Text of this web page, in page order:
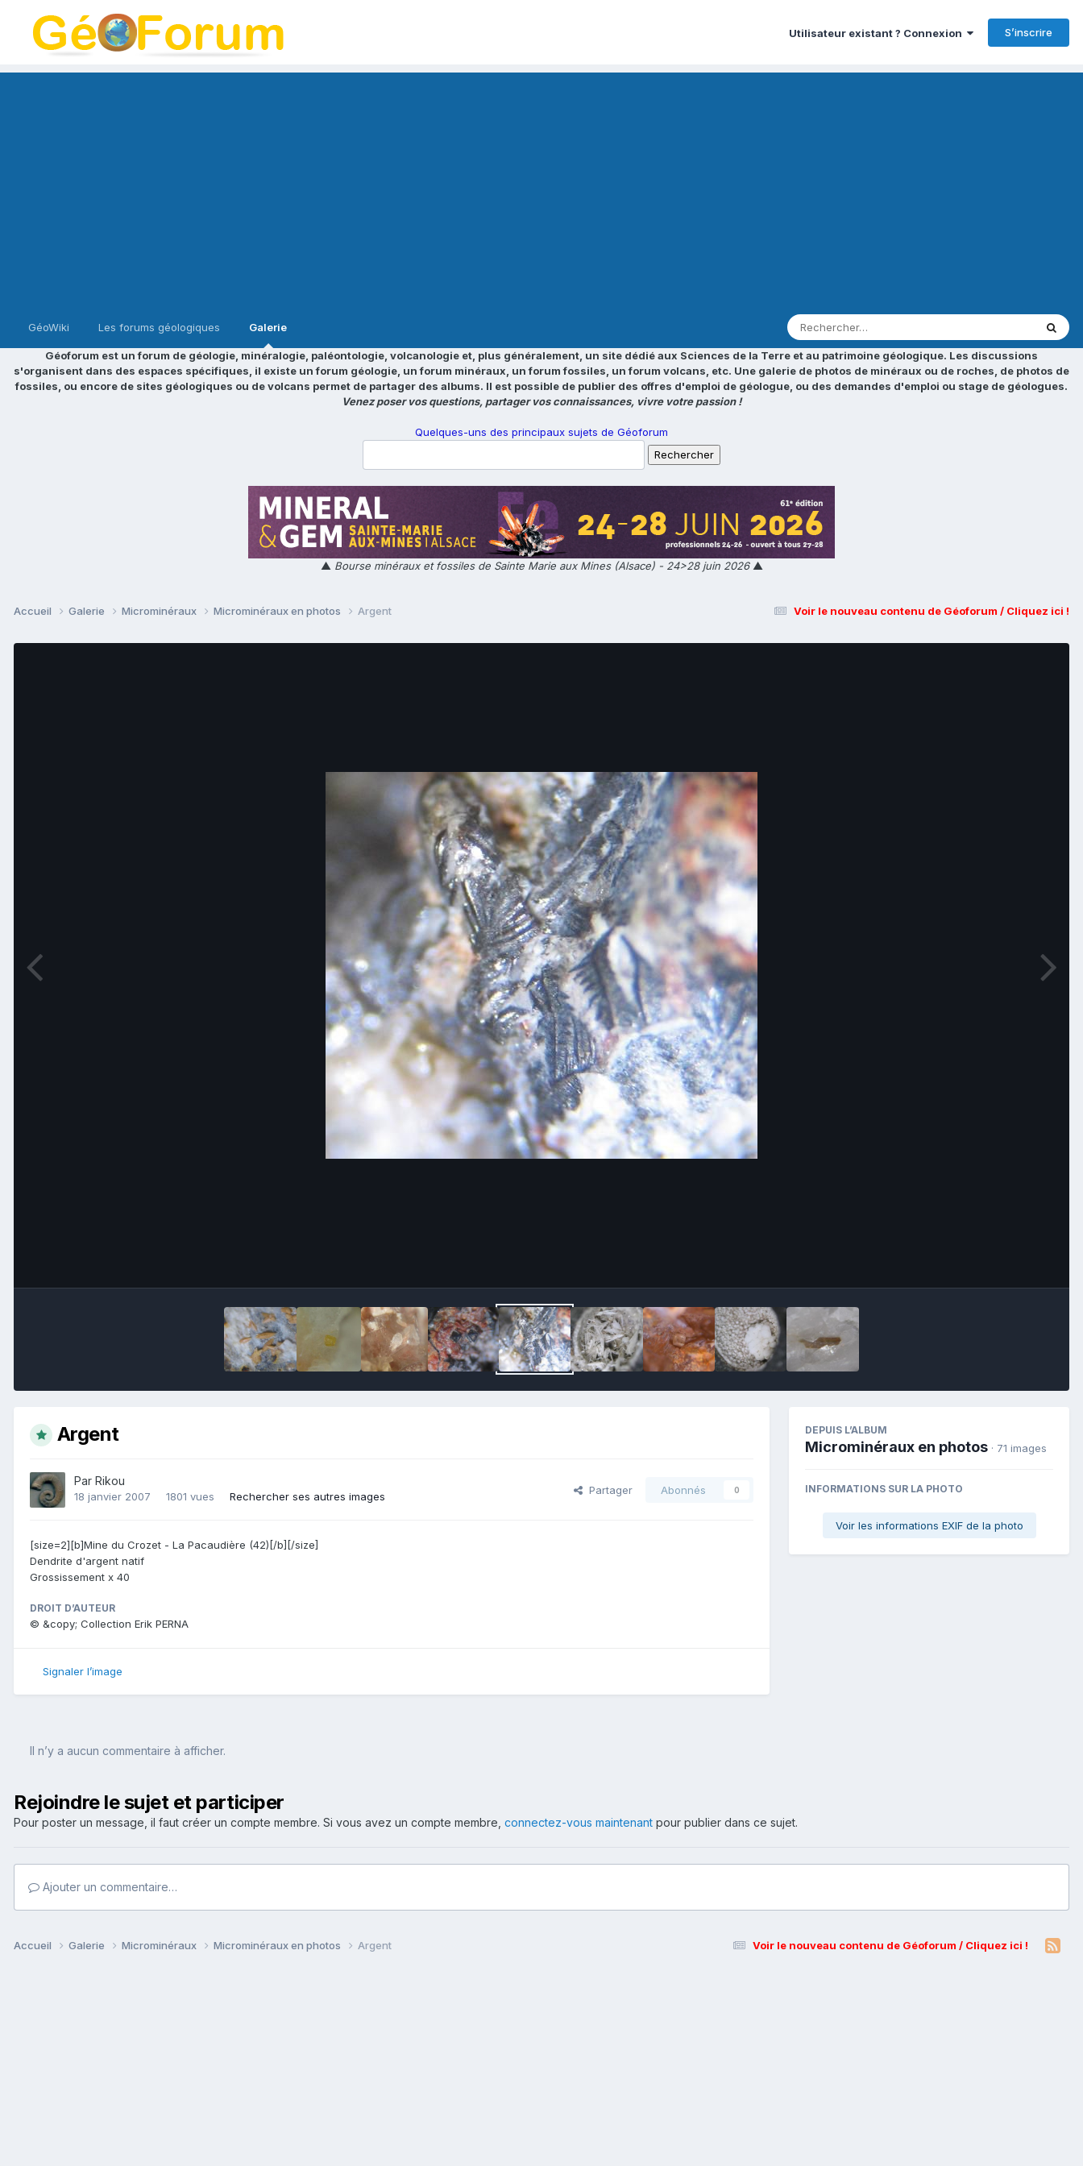
Utilisateur existant ? Connexion S’inscrire
GéoWiki Les forums géologiques Galerie
Géoforum est un forum de géologie, minéralogie, paléontologie, volcanologie et, plus généralement, un site dédié aux Sciences de la Terre et au patrimoine géologique. Les discussions
s'organisent dans des espaces spécifiques, il existe un forum géologie, un forum minéraux, un forum fossiles, un forum volcans, etc. Une galerie de photos de minéraux ou de roches, de photos de
fossiles, ou encore de sites géologiques ou de volcans permet de partager des albums. Il est possible de publier des offres d'emploi de géologue, ou des demandes d'emploi ou stage de géologues.
Venez poser vos questions, partager vos connaissances, vivre votre passion !
Quelques-uns des principaux sujets de Géoforum
▲ Bourse minéraux et fossiles de Sainte Marie aux Mines (Alsace) - 24>28 juin 2026▲
Voir le nouveau contenu de Géoforum / Cliquez ici !
Accueil Galerie Microminéraux Microminéraux en photos Argent
Argent
Par Rikou
18 janvier 2007 1801 vues Rechercher ses autres images
Partager Abonnés 0
[size=2][b]Mine du Crozet - La Pacaudière (42)[/b][/size]
Dendrite d'argent natif
Grossissement x 40
DROIT D’AUTEUR
© &copy; Collection Erik PERNA
Signaler l’image
DEPUIS L’ALBUM
Microminéraux en photos · 71 images
INFORMATIONS SUR LA PHOTO
Voir les informations EXIF de la photo
Il n’y a aucun commentaire à afficher.
Rejoindre le sujet et participer
Pour poster un message, il faut créer un compte membre. Si vous avez un compte membre, connectez-vous maintenant pour publier dans ce sujet.
Ajouter un commentaire…
Voir le nouveau contenu de Géoforum / Cliquez ici !
Accueil Galerie Microminéraux Microminéraux en photos Argent